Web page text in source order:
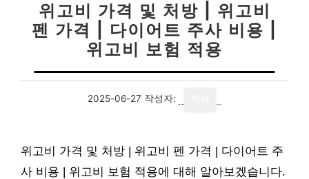
위고비 가격 및 처방 | 위고비
펜 가격 | 다이어트 주사 비용 |
위고비 보험 적용
2025-06-27 작성자:
위고비 가격 및 처방 | 위고비 펜 가격 | 다이어트 주
사 비용 | 위고비 보험 적용에 대해 알아보겠습니다.